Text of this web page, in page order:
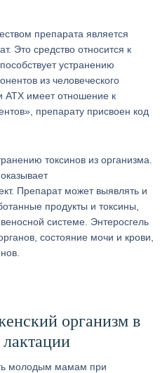
препарата является
Это средство относится к
устранению
из человеческого
АТХ имеет отношение к
препарату присвоен код
токсинов из организма.
Препарат может выявлять и
продукты и токсины,
системе. Энтеросгель
состояние мочи и крови,
организм в
молодым мамам при